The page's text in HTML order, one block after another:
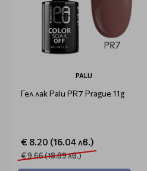
PALU
Гел лак Palu PR7 Prague 11g
€ 8.20 (16.04 лв.)
€ 9.66 (18.89 лв.)